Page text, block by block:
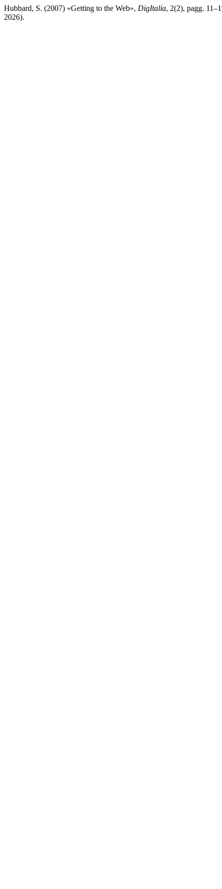
Hubbard, S. (2007) «Getting to the Web», DigItalia, 2(2), pagg.
2026).